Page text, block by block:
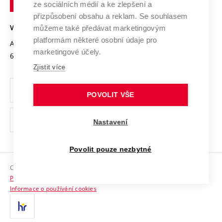
Open Science
Projekty
Projekty ze strukturálních fondů
Specifický výzkum
Mezinárodní dohody
Univerzitní sítě
Bezpečná univerzita
Vyznamenání
Organizační struktura
Ochrana osobních údajů
odkaz)
Sociální bezpečí
HR Award
Kontakty
VYSOKÉ UČENÍ TECHNICKÉ V BRNĚ
Antonínská 548/1
602 00 Brno
www.vut.cz
vut@vutbr.cz
Copyright © 2026 VUT
Prohlášení o přístupnosti
Informace o používání cookies
ze sociálních médií a ke zlepšení a
přizpůsobení obsahu a reklam. Se souhlasem
můžeme také předávat marketingovým
platformám některé osobní údaje pro
marketingové účely.
Zjistit více
POVOLIT VŠE
Nastavení
Povolit pouze nezbytné